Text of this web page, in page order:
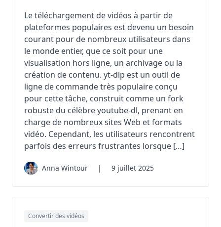
Le téléchargement de vidéos à partir de
plateformes populaires est devenu un besoin
courant pour de nombreux utilisateurs dans
le monde entier, que ce soit pour une
visualisation hors ligne, un archivage ou la
création de contenu. yt-dlp est un outil de
ligne de commande très populaire conçu
pour cette tâche, construit comme un fork
robuste du célèbre youtube-dl, prenant en
charge de nombreux sites Web et formats
vidéo. Cependant, les utilisateurs rencontrent
parfois des erreurs frustrantes lorsque […]
Anna Wintour | 9 juillet 2025
Convertir des vidéos